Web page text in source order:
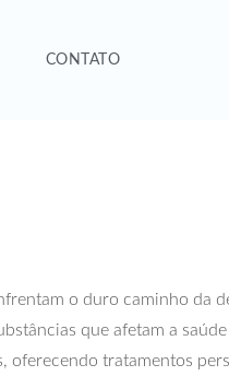
CONTATO
o duro caminho da
que afetam a
oferecendo tratamentos